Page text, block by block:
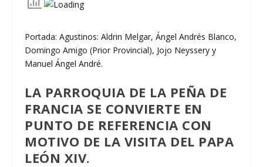
Portada: Agustinos: Aldrin Melgar, Ángel Andrés Blanco,
Domingo Amigo (Prior Provincial), Jojo Neyssery y
Manuel Ángel André.
LA PARROQUIA DE LA PEÑA DE
FRANCIA SE CONVIERTE EN
PUNTO DE REFERENCIA CON
MOTIVO DE LA VISITA DEL PAPA
LEÓN XIV.